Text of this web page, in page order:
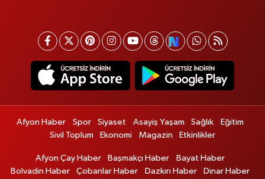
Afyon Haber Spor Siyaset Asayiş Yaşam Sağlık
Eğitim
Sivil Toplum
Ekonomi Magazin Etkinlikler
Afyon Çay Haber Başmakçı Haber
Bayat Haber
Bolvadin Haber
Çobanlar Haber Dazkırı Haber Dinar Haber